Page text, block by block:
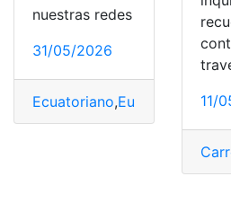
nuestras redes
31/05/2026
Ecuatoriano,Europa Pacho,
11/